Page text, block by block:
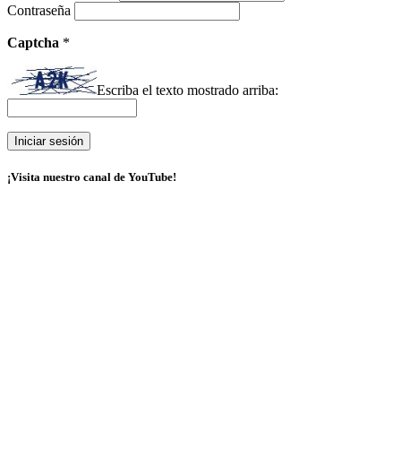
Contraseña
Captcha *
Escriba el texto mostrado arriba:
¡Visita nuestro canal de YouTube!